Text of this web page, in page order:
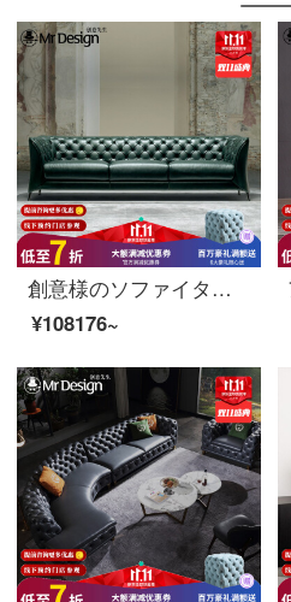
創意様のソファイタリア真皮ソファの3人のソファの後、近代的なシンプルな布芸の大きさは、北欧の実木の輸入ヘッド層牛のソファの頭の層の4つの270*92*69 CM
¥108176~